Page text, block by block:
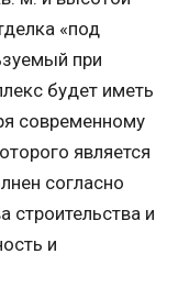
«под
при
будет иметь
современному
является
согласно
строительства и
и